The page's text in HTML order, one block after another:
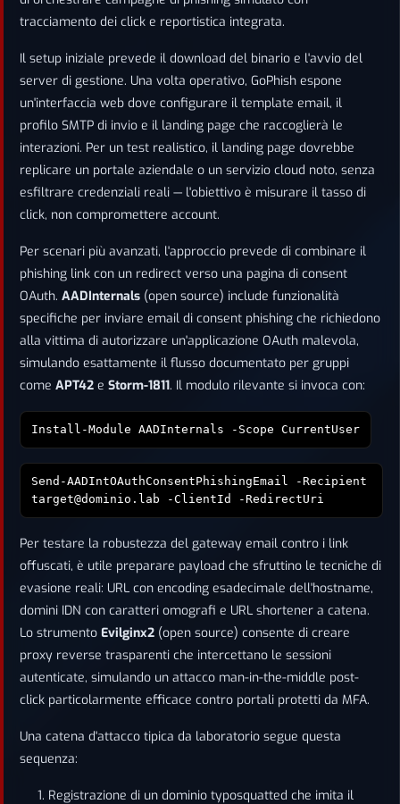
tracciamento dei click e reportistica integrata.
Il setup iniziale prevede il download del binario e l'avvio del
server di gestione. Una volta operativo, GoPhish espone
un'interfaccia web dove configurare il template email, il
profilo SMTP di invio e il landing page che raccoglierà le
interazioni. Per un test realistico, il landing page dovrebbe
replicare un portale aziendale o un servizio cloud noto, senza
esfiltrare credenziali reali — l'obiettivo è misurare il tasso di
click, non compromettere account.
Per scenari più avanzati, l'approccio prevede di combinare il
phishing link con un redirect verso una pagina di consent
OAuth. AADInternals (open source) include funzionalità
specifiche per inviare email di consent phishing che richiedono
alla vittima di autorizzare un'applicazione OAuth malevola,
simulando esattamente il flusso documentato per gruppi
come APT42 e Storm-1811. Il modulo rilevante si invoca con:
Install-Module AADInternals -Scope CurrentUser
Send-AADIntOAuthConsentPhishingEmail -Recipient
target@dominio.lab -ClientId
-RedirectUri
Per testare la robustezza del gateway email contro i link
offuscati, è utile preparare payload che sfruttino le tecniche di
evasione reali: URL con encoding esadecimale dell'hostname,
domini IDN con caratteri omografi e URL shortener a catena.
Lo strumento Evilginx2 (open source) consente di creare
proxy reverse trasparenti che intercettano le sessioni
autenticate, simulando un attacco man-in-the-middle post-
click particolarmente efficace contro portali protetti da MFA.
Una catena d'attacco tipica da laboratorio segue questa
sequenza:
Registrazione di un dominio typosquatted che imita il